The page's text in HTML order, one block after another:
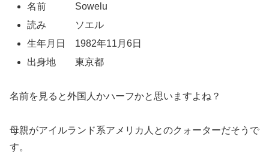
名前 Sowelu
読み ソエル
生年月日 1982年11月6日
出身地 東京都
名前を見ると外国人かハーフかと思いますよね？
母親がアイルランド系アメリカ人とのクォーターだそうで
す。